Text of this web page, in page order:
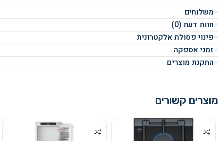
משלוחים
חוות דעת (0)
פינוי פסולת אלקטרונית
זמני אספקה
התקנת מוצרים
מוצרים קשורים